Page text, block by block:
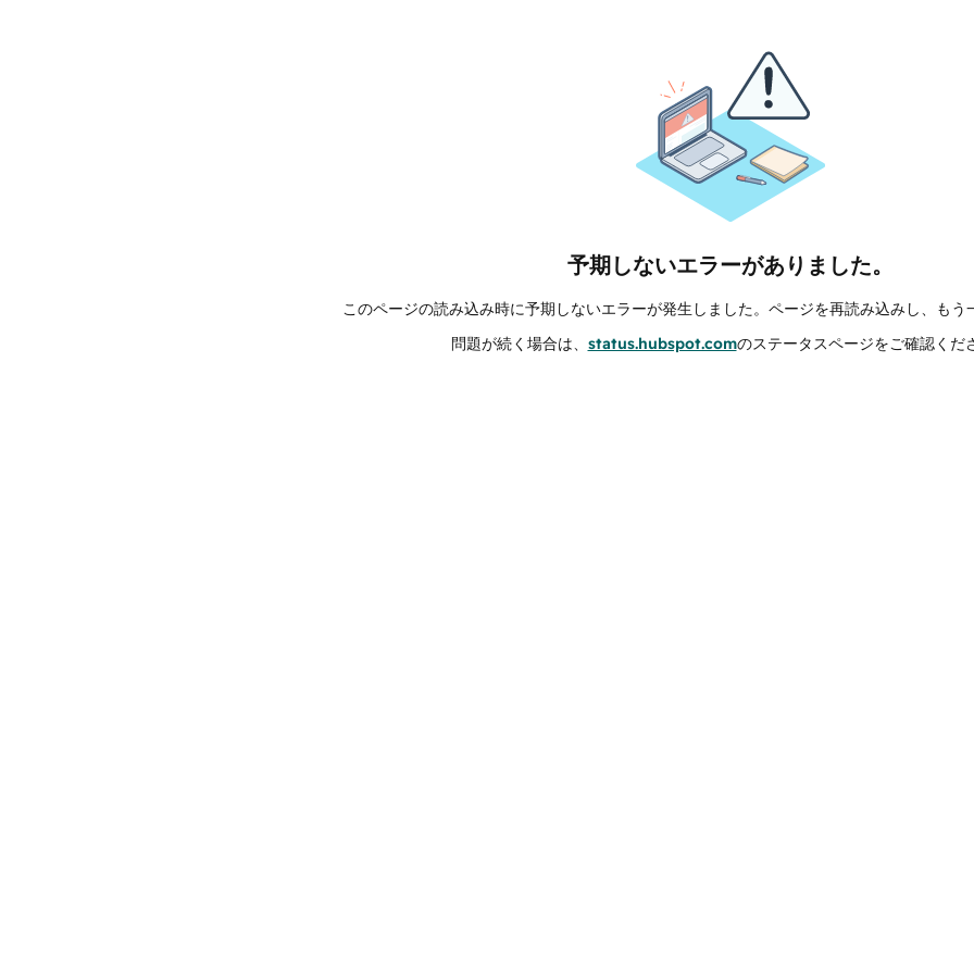
予期しないエラーがありました。
このページの読み込み時に予期しないエラーが発生しました。ページを再読み込みし、もう
問題が続く場合は、 status.hubspot.comのステータスページをご確認くだ